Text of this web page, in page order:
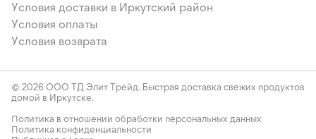
Условия доставки в Иркутский район
Условия оплаты
Условия возврата
© 2026 ООО ТД Элит Трейд. Быстрая доставка свежих продуктов
домой в Иркутске.
Политика в отношении обработки персональных данных
Политика конфиденциальности